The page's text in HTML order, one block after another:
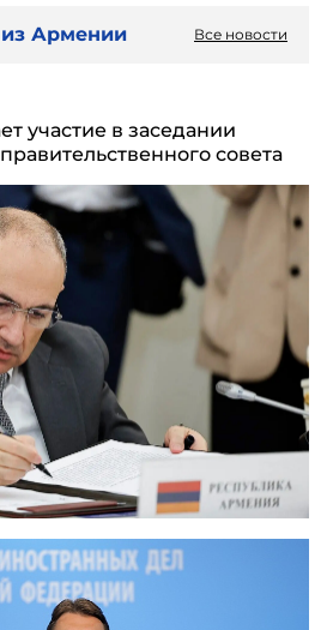
из Армении Все новости
участие в заседании
совета